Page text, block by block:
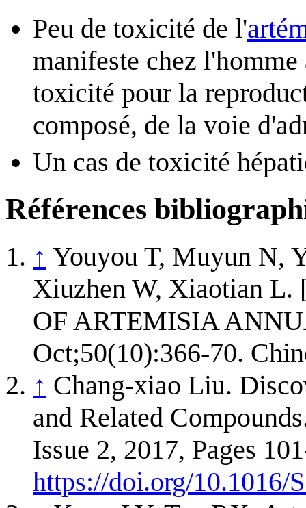
Peu de toxicité de l'
manifeste chez
toxicité pour la
composé, de la voie
Un cas de toxicité
Références
↑ Youyou T, Muyun N,
Xiuzhen W, Xiaotian
OF ARTEMISIA
Oct;50(10):366-70.
↑ Chang-xiao Liu.
and Related
Issue 2, 2017, Pages
https://doi.org/10.1016/